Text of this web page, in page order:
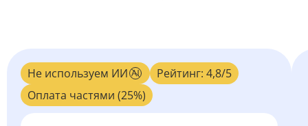
Не используем ИИ
Рейтинг: 4,8/5
Оплата частями (25%)